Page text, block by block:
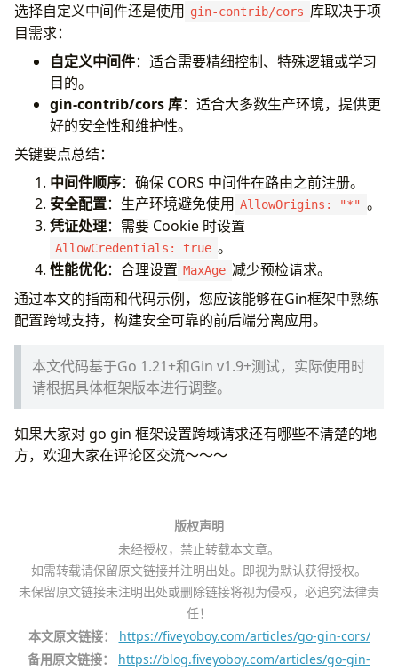
选择自定义中间件还是使用 gin-contrib/cors 库取决于项
目需求：
自定义中间件：适合需要精细控制、特殊逻辑或学习
目的。
gin-contrib/cors 库：适合大多数生产环境，提供更
好的安全性和维护性。
关键要点总结：
中间件顺序：确保 CORS 中间件在路由之前注册。
安全配置：生产环境避免使用 AllowOrigins: "*" 。
凭证处理：需要 Cookie 时设置
AllowCredentials: true 。
性能优化：合理设置 MaxAge 减少预检请求。
通过本文的指南和代码示例，您应该能够在Gin框架中熟练
配置跨域支持，构建安全可靠的前后端分离应用。
本文代码基于Go 1.21+和Gin v1.9+测试，实际使用时
请根据具体框架版本进行调整。
如果大家对 go gin 框架设置跨域请求还有哪些不清楚的地
方，欢迎大家在评论区交流～～～
版权声明
未经授权，禁止转载本文章。
如需转载请保留原文链接并注明出处。即视为默认获得授权。
未保留原文链接未注明出处或删除链接将视为侵权，必追究法律责
任！
本文原文链接：
https://fiveyoboy.com/articles/go-gin-cors/
备用原文链接：
https://blog.fiveyoboy.com/articles/go-gin-